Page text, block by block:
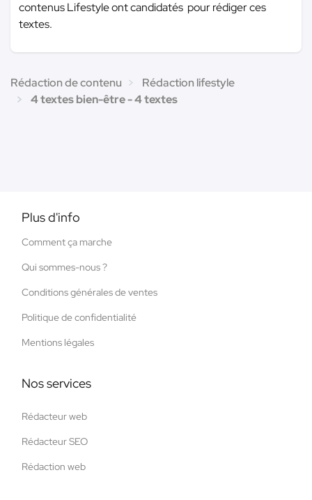
contenus Lifestyle ont candidatés pour rédiger ces
textes.
Rédaction de contenu
Rédaction lifestyle
4 textes bien-être - 4 textes
Plus d'info
Comment ça marche
Qui sommes-nous ?
Conditions générales de ventes
Politique de confidentialité
Mentions légales
Nos services
Rédacteur web
Rédacteur SEO
Rédaction web